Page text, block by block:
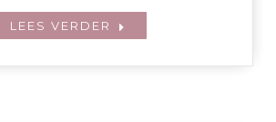
LEES VERDER